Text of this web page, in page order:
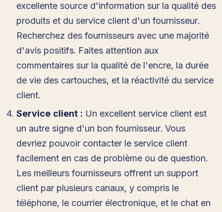
excellente source d'information sur la qualité des
produits et du service client d'un fournisseur.
Recherchez des fournisseurs avec une majorité
d'avis positifs. Faites attention aux
commentaires sur la qualité de l'encre, la durée
de vie des cartouches, et la réactivité du service
client.
Service client : Un excellent service client est
un autre signe d'un bon fournisseur. Vous
devriez pouvoir contacter le service client
facilement en cas de problème ou de question.
Les meilleurs fournisseurs offrent un support
client par plusieurs canaux, y compris le
téléphone, le courrier électronique, et le chat en